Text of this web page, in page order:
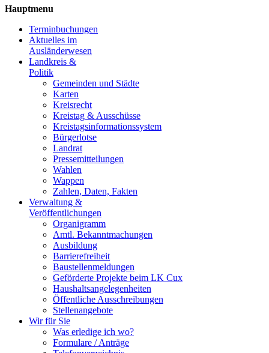
Hauptmenu
Terminbuchungen
Aktuelles im
Ausländerwesen
Landkreis &
Politik
Gemeinden und Städte
Karten
Kreisrecht
Kreistag & Ausschüsse
Kreistagsinformationssystem
Bürgerlotse
Landrat
Pressemitteilungen
Wahlen
Wappen
Zahlen, Daten, Fakten
Verwaltung &
Veröffentlichungen
Organigramm
Amtl. Bekanntmachungen
Ausbildung
Barrierefreiheit
Baustellenmeldungen
Geförderte Projekte beim LK Cux
Haushaltsangelegenheiten
Öffentliche Ausschreibungen
Stellenangebote
Wir für Sie
Was erledige ich wo?
Formulare / Anträge